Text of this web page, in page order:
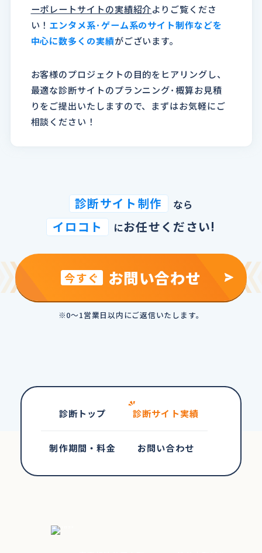
ーポレートサイトの実績紹介よりご覧くださ
い！ エンタメ系･ゲーム系のサイト制作などを
中心に数多くの実績がございます。
お客様のプロジェクトの目的をヒアリングし、
最適な診断サイトのプランニング･概算お見積
りをご提出いたしますので、まずはお気軽にご
相談ください！
診断サイト制作 なら
イロコト にお任せください!
今すぐ お問い合わせ
※0～1営業日以内にご返信いたします。
診断トップ 診断サイト実績
制作期間・料金 お問い合わせ